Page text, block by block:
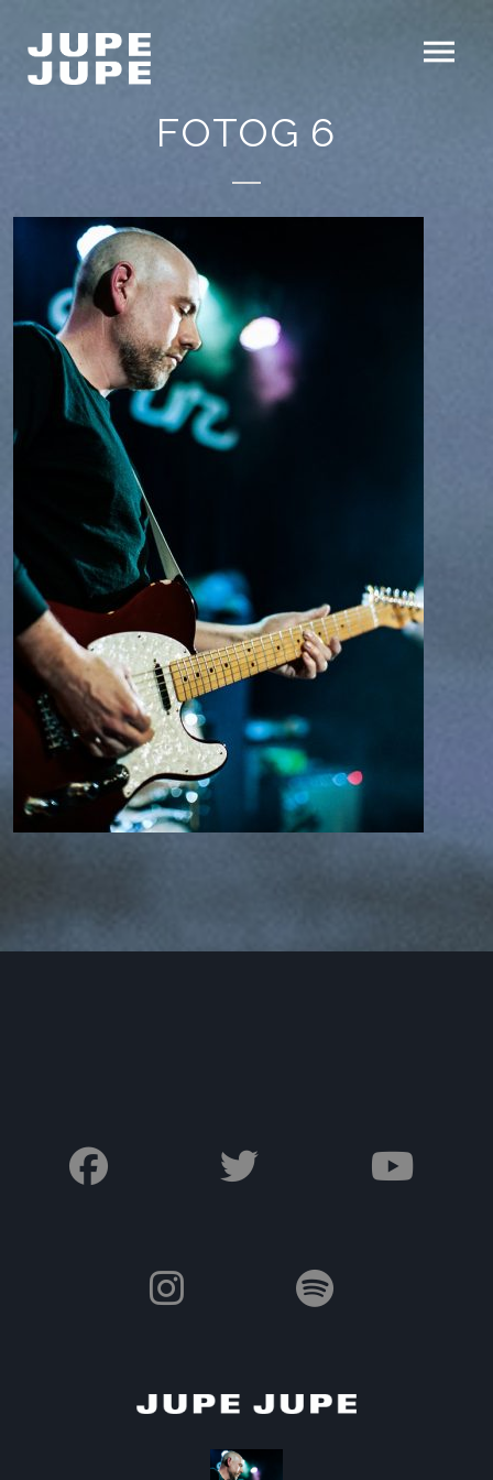
FOTOG 6